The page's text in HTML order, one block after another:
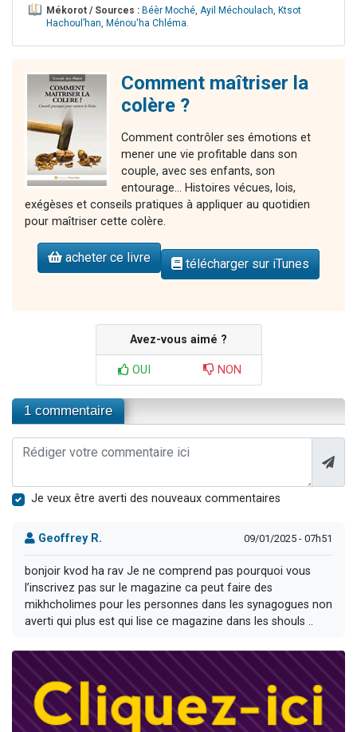
Mékorot / Sources : Béèr Moché, Ayil Méchoulach, Ktsot
Hachoul’han, Ménou'ha Chléma.
Comment maîtriser la
colère ?
Comment contrôler ses émotions et
mener une vie profitable dans son
couple, avec ses enfants, son
entourage... Histoires vécues, lois,
exégèses et conseils pratiques à appliquer au quotidien
pour maîtriser cette colère.
acheter ce livre télécharger sur iTunes
Avez-vous aimé ?
OUI NON
1 commentaire
Je veux être averti des nouveaux commentaires
Geoffrey R. 09/01/2025 - 07h51
bonjoir kvod ha rav Je ne comprend pas pourquoi vous
l’inscrivez pas sur le magazine ca peut faire des
mikhcholimes pour les personnes dans les synagogues non
averti qui plus est qui lise ce magazine dans les shouls ..